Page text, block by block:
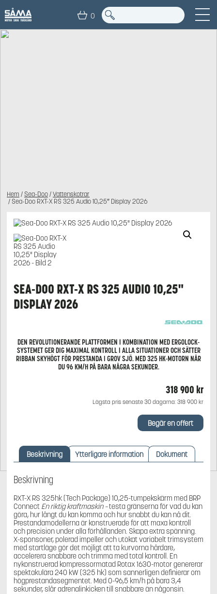
0
Hem / Sea-Doo/Vattenskotrar
/ Sea-Doo RXT-X RS 325 Audio 10,25″ Display 2026
SEA-DOO RXT-X RS 325 AUDIO 10,25"
DISPLAY 2026
DEN REVOLUTIONERANDE PLATTFORMEN I KOMBINATION MED ERGOLOCK-
SYSTEMET GER DIG MAXIMAL KONTROLL I ALLA SITUATIONER OCH SÄTTER
RIBBAN SKYHÖGT FÖR PRESTANDA I GROV SJÖ. MED 325 HK-MOTORN NÅR
DU 96 KM/H PÅ BARA NÅGRA SEKUNDER.
318 900 kr
Lägsta pris senaste 30 dagarna: 318 900 kr
Begär en offert
Beskrivning Ytterligare information Dokument
Beskrivning
RXT-X RS 325hk (Tech Package) 10,25-tumpekskärm med BRP
Connect En riktig kraftmaskin –testa gränserna för vad du kan
göra, hur långt du kan komma och hur snabbt du kan nå dit.
Prestandamodellerna är konstruerade för att maxa kontroll
och precision under alla förhållanden. Skapa extra spänning.
X-sponsoner, polerad impeller och utökat variabelt trimsystem
med startläge gör det möjligt att ta kurvorna hårdare,
accelerera snabbare och trimma med total kontroll. En
nykonstruerad kompressormatad Rotax 1630-motor genererar
spektakulära 240 kW (325 hk) som sannerligen definierar om
högprestandasegmentet. Med 0-96,5 km/h på bara 3,4
sekunder, slår adrenalinkicken till snabbare än någonsin.